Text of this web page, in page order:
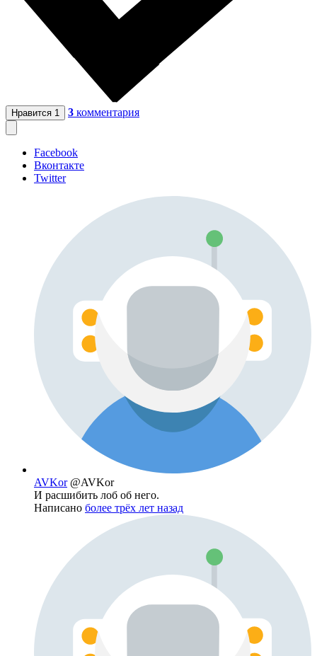
Нравится 1 3 комментария
Facebook
Вконтакте
Twitter
AVKor @AVKor
И расшибить лоб об него.
Написано более трёх лет назад